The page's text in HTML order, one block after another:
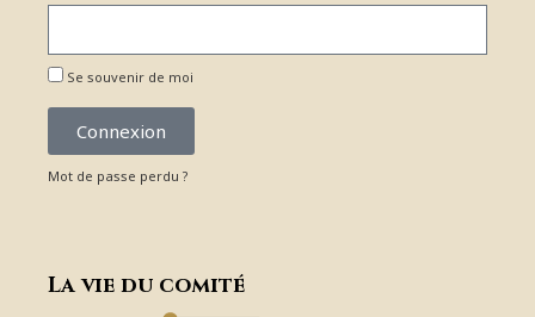
Se souvenir de moi
Connexion
Mot de passe perdu ?
La vie du comité